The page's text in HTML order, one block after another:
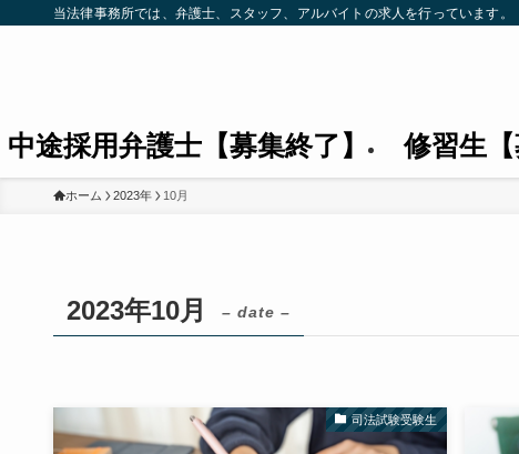
当法律事務所では、弁護士、スタッフ、アルバイトの求人を行っています。
中途採用弁護士【募集終了】 修習生【
ホーム 2023年 10月
2023年10月 – date –
司法試験受験生